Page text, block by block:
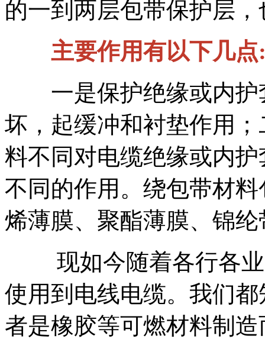
的一到两层包带保护层
主要作用有以下几点
一是保护绝缘或内护
坏，起缓冲和衬垫作用
料不同对电缆绝缘或内
不同的作用。绕包带材
烯薄膜、聚酯薄膜、锦纶
现如今随着各行各业
使用到电线电缆。我们
者是橡胶等可燃材料制